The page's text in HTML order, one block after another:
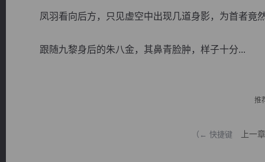
凤羽看向后方，只见虚空中出现几道身影，为首者竟
跟随九黎身后的朱八金，其鼻青脸肿，样子十分...
推
（← 快捷键 上一章